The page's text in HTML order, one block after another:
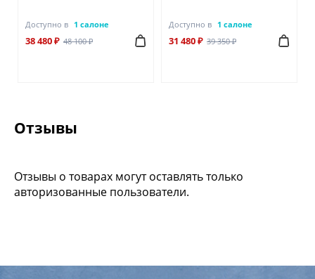
Доступно в 1 салоне
38 480 ₽ 48 100 ₽
Доступно в 1 салоне
31 480 ₽ 39 350 ₽
Отзывы
Отзывы о товарах могут оставлять только
авторизованные пользователи.